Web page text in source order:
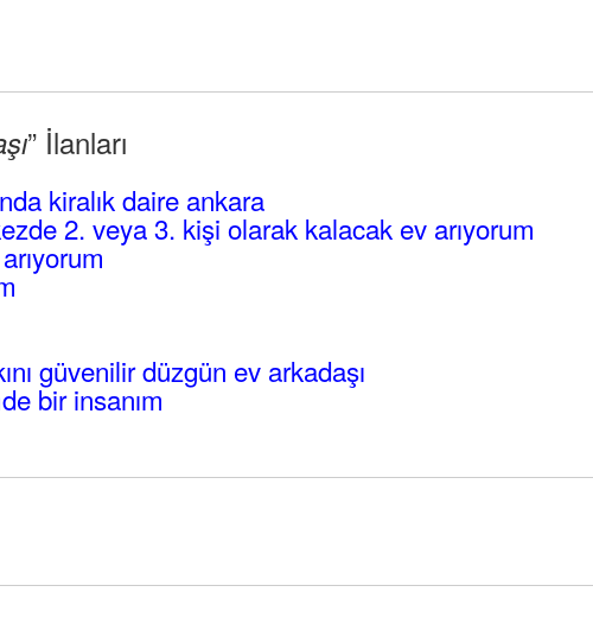
” İlanları
kiralık daire ankara
2. veya 3. kişi olarak kalacak ev arıyorum
güvenilir düzgün ev arkadaşı
bir insanım